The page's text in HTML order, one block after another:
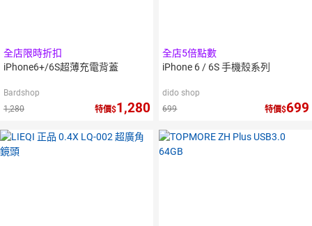
全店限時折扣
iPhone6+/6S超薄充電背蓋
Bardshop
1,280
特價 1,280
全店5倍點數
iPhone 6 / 6S 手機殼系列
dido shop
699
特價 699